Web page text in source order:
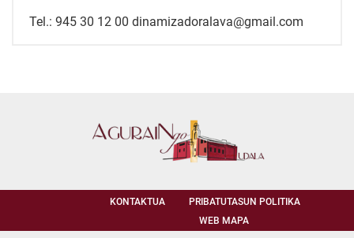
Tel.: 945 30 12 00 dinamizadoralava@gmail.com
KONTAKTUA
PRIBATUTASUN POLITIKA
WEB MAPA